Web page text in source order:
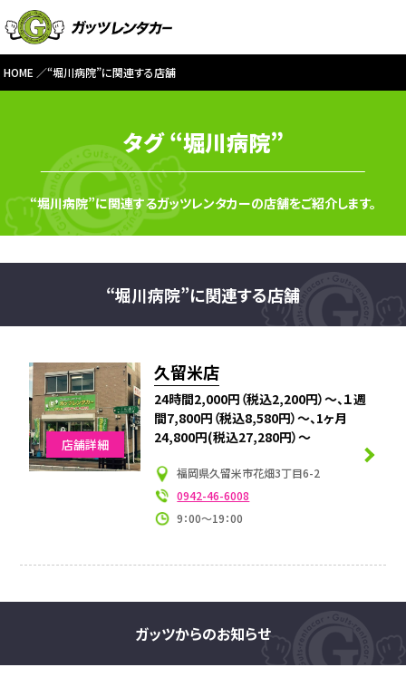
HOME “堀川病院”に関連する店舗
タグ “堀川病院”
“堀川病院”に関連するガッツレンタカーの店舗をご紹介します。
“堀川病院”に関連する店舗
久留米店
24時間2,000円（税込2,200円）～、１週
間7,800円（税込8,580円）～、1ヶ月
24,800円(税込27,280円）～
福岡県久留米市花畑3丁目6-2
0942-46-6008
9：00～19：00
店舗詳細
ガッツからのお知らせ